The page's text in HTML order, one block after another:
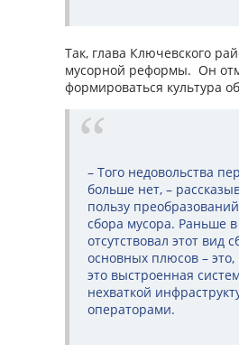
Так, глава Ключевского
мусорной реформы. Он
формироваться культура
– Того недовольства
больше нет, –
пользу
сбора мусора. Раньше
отсутствовал этот
основных плюсов –
это выстроенная
нехваткой
операторами.